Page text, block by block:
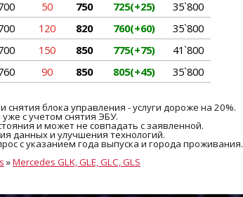
50 750 725(+25)
35`800
120 820 760(+60)
35`800
150 850 775(+75)
41`800
90 850 805(+45) 35`800
блока управления - услуги дороже на 20%.
с учетом снятия ЭБУ.
и может не совпадать с заявленной.
данных и улучшения технологий.
с указанием года выпуска и города проживания.
»Mercedes GLK, GLE, GLC, GLS